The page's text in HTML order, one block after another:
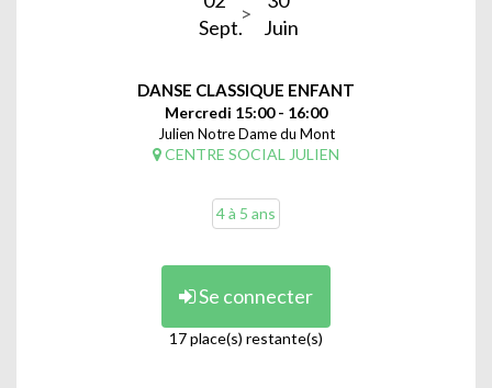
Sept.
Juin
DANSE CLASSIQUE ENFANT
Mercredi 15:00 - 16:00
Julien Notre Dame du Mont
CENTRE SOCIAL JULIEN
4 à 5 ans
Se connecter
17 place(s) restante(s)